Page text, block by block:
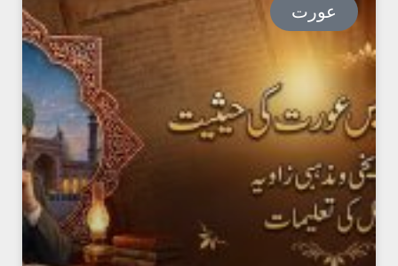
عورت